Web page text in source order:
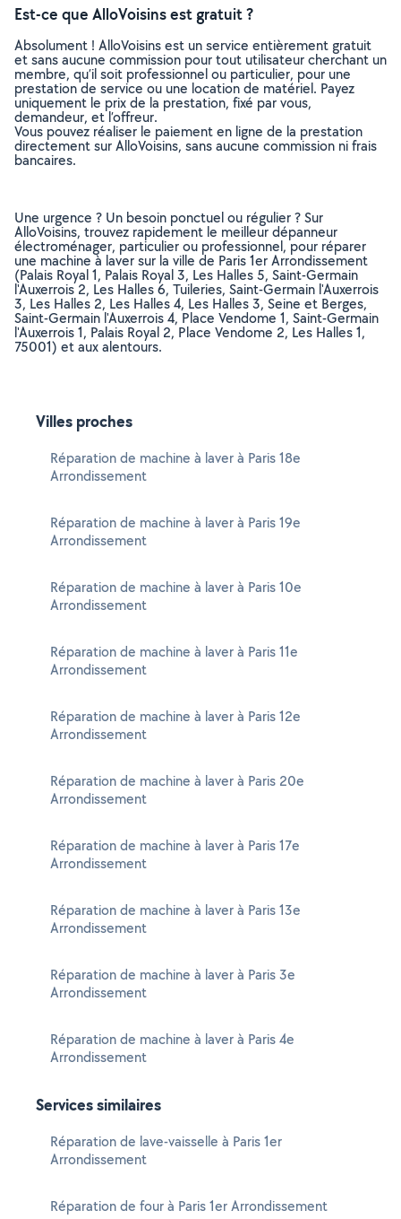
Est-ce que AlloVoisins est gratuit ?
Absolument ! AlloVoisins est un service entièrement gratuit
et sans aucune commission pour tout utilisateur cherchant un
membre, qu’il soit professionnel ou particulier, pour une
prestation de service ou une location de matériel. Payez
uniquement le prix de la prestation, fixé par vous,
demandeur, et l’offreur.
Vous pouvez réaliser le paiement en ligne de la prestation
directement sur AlloVoisins, sans aucune commission ni frais
bancaires.
Une urgence ? Un besoin ponctuel ou régulier ? Sur
AlloVoisins, trouvez rapidement le meilleur dépanneur
électroménager, particulier ou professionnel, pour réparer
une machine à laver sur la ville de Paris 1er Arrondissement
(Palais Royal 1, Palais Royal 3, Les Halles 5, Saint-Germain
l'Auxerrois 2, Les Halles 6, Tuileries, Saint-Germain l'Auxerrois
3, Les Halles 2, Les Halles 4, Les Halles 3, Seine et Berges,
Saint-Germain l'Auxerrois 4, Place Vendome 1, Saint-Germain
l'Auxerrois 1, Palais Royal 2, Place Vendome 2, Les Halles 1,
75001) et aux alentours.
Villes proches
Réparation de machine à laver à Paris 18e
Arrondissement
Réparation de machine à laver à Paris 19e
Arrondissement
Réparation de machine à laver à Paris 10e
Arrondissement
Réparation de machine à laver à Paris 11e
Arrondissement
Réparation de machine à laver à Paris 12e
Arrondissement
Réparation de machine à laver à Paris 20e
Arrondissement
Réparation de machine à laver à Paris 17e
Arrondissement
Réparation de machine à laver à Paris 13e
Arrondissement
Réparation de machine à laver à Paris 3e
Arrondissement
Réparation de machine à laver à Paris 4e
Arrondissement
Services similaires
Réparation de lave-vaisselle à Paris 1er
Arrondissement
Réparation de four à Paris 1er Arrondissement